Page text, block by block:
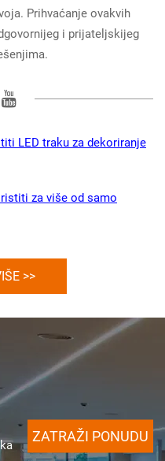
Prihvaćanje ovakvih
i prijateljskijeg
LED traku za dekoriranje
za više od samo
>>
ZATRAŽI PONUDU